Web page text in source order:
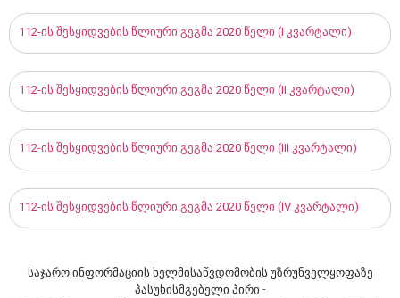
112-ის შესყიდვების წლიური გეგმა 2020 წელი (I კვარტალი)
112-ის შესყიდვების წლიური გეგმა 2020 წელი (II კვარტალი)
112-ის შესყიდვების წლიური გეგმა 2020 წელი (III კვარტალი)
112-ის შესყიდვების წლიური გეგმა 2020 წელი (IV კვარტალი)
საჯარო ინფორმაციის ხელმისაწვდომობის უზრუნველყოფაზე
პასუხისმგებელი პირი -